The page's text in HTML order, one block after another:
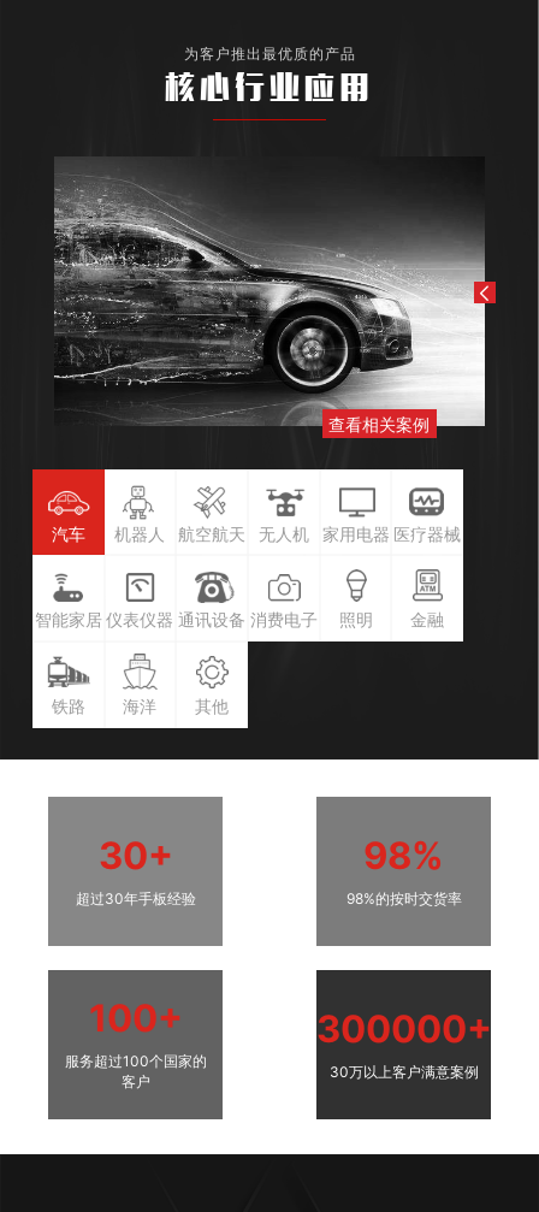
为客户推出最优质的产品
核心行业应用
查看相关案例
汽车 机器人 航空航天 无人机 家用电器 医疗器械
智能家居 仪表仪器 通讯设备 消费电子 照明 金融
铁路 海洋 其他
30+
超过30年手板经验
98%
98%的按时交货率
100+
服务超过100个国家的
客户
300000+
30万以上客户满意案例